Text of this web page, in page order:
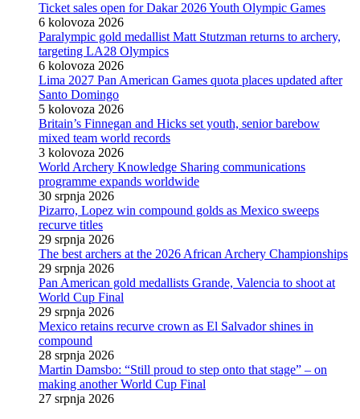
Ticket sales open for Dakar 2026 Youth Olympic Games
6 kolovoza 2026
Paralympic gold medallist Matt Stutzman returns to archery,
targeting LA28 Olympics
6 kolovoza 2026
Lima 2027 Pan American Games quota places updated after
Santo Domingo
5 kolovoza 2026
Britain’s Finnegan and Hicks set youth, senior barebow
mixed team world records
3 kolovoza 2026
World Archery Knowledge Sharing communications
programme expands worldwide
30 srpnja 2026
Pizarro, Lopez win compound golds as Mexico sweeps
recurve titles
29 srpnja 2026
The best archers at the 2026 African Archery Championships
29 srpnja 2026
Pan American gold medallists Grande, Valencia to shoot at
World Cup Final
29 srpnja 2026
Mexico retains recurve crown as El Salvador shines in
compound
28 srpnja 2026
Martin Damsbo: “Still proud to step onto that stage” – on
making another World Cup Final
27 srpnja 2026